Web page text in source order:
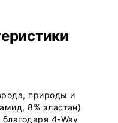
природы и
8% эластан)
4-Way